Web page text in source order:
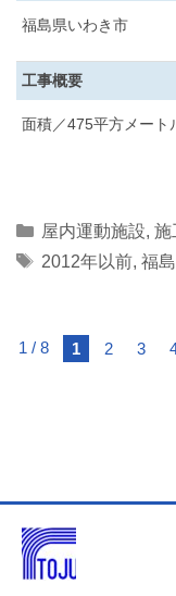
福島県いわき市
工事概要
面積／475平方メート
Categories
屋内運動施設, 施
Tags
2012年以前, 福
1 / 8 1 2 3